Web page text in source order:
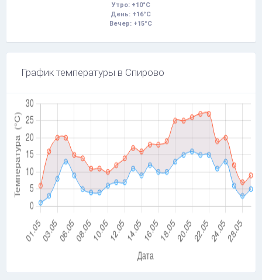
Утро: +10°C
День: +16°C
Вечер: +15°C
График температуры в Спирово